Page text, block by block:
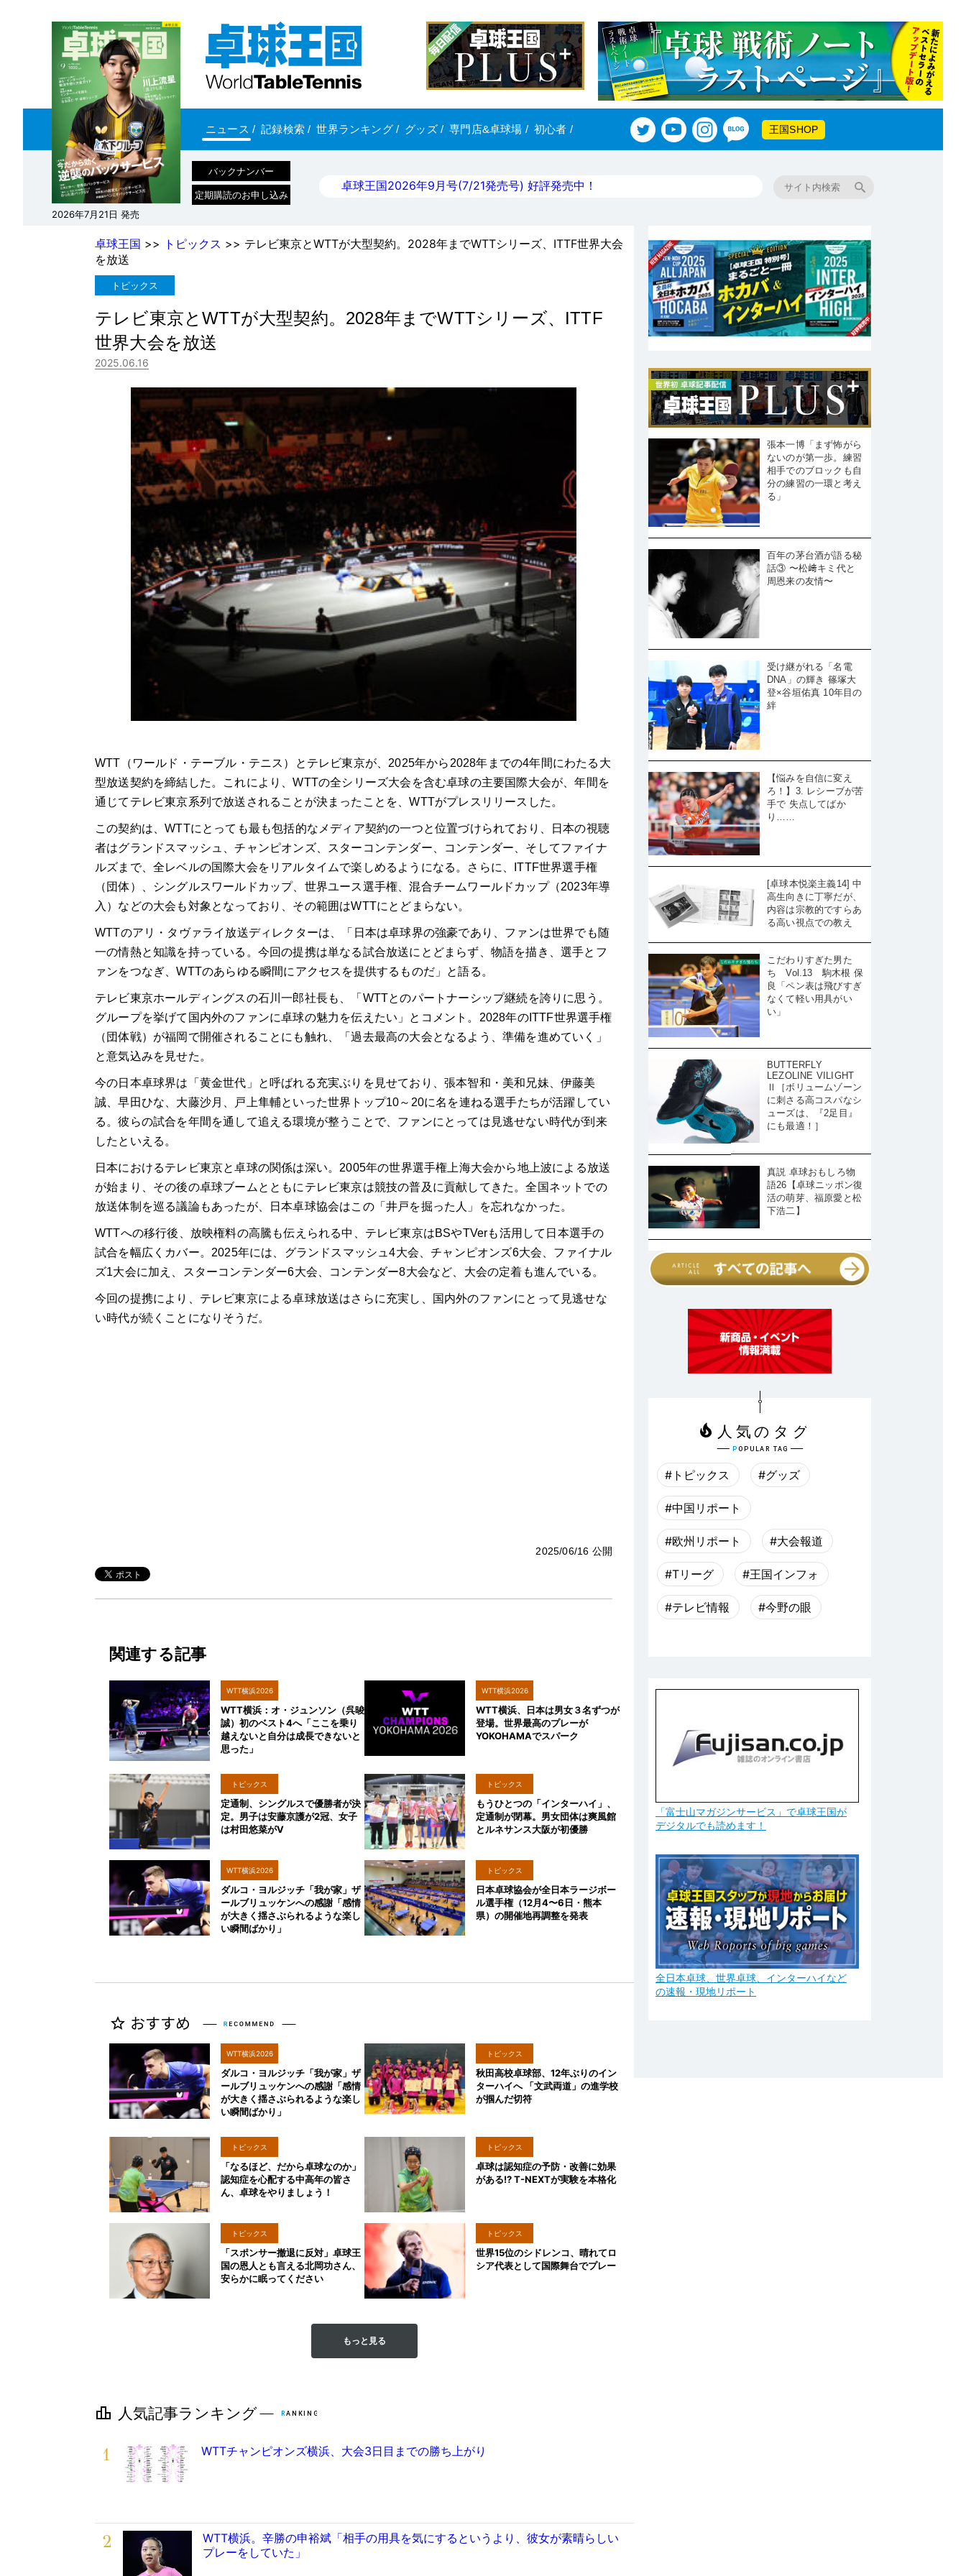
ニュース / 記録検索 / 世界ランキング/ グッズ/ 専門店&卓球場 / 初心者 / 王国SHOP
2026年7月21日 発売
バックナンバー
定期購読のお申し込み
卓球王国2026年9月号(7/21発売号) 好評発売中！
卓球王国 >> トピックス >> テレビ東京とWTTが大型契約。2028年までWTTシリーズ、ITTF世界大会
を放送
トピックス
テレビ東京とWTTが大型契約。2028年までWTTシリーズ、ITTF
世界大会を放送
2025.06.16
WTT（ワールド・テーブル・テニス）とテレビ東京が、2025年から2028年までの4年間にわたる大
型放送契約を締結した。これにより、WTTの全シリーズ大会を含む卓球の主要国際大会が、年間を
通じてテレビ東京系列で放送されることが決まったことを、WTTがプレスリリースした。
この契約は、WTTにとっても最も包括的なメディア契約の一つと位置づけられており、日本の視聴
者はグランドスマッシュ、チャンピオンズ、スターコンテンダー、コンテンダー、そしてファイナ
ルズまで、全レベルの国際大会をリアルタイムで楽しめるようになる。さらに、ITTF世界選手権
（団体）、シングルスワールドカップ、世界ユース選手権、混合チームワールドカップ（2023年導
入）などの大会も対象となっており、その範囲はWTTにとどまらない。
WTTのアリ・タヴァライ放送ディレクターは、「日本は卓球界の強豪であり、ファンは世界でも随
一の情熱と知識を持っている。今回の提携は単なる試合放送にとどまらず、物語を描き、選手とフ
ァンをつなぎ、WTTのあらゆる瞬間にアクセスを提供するものだ」と語る。
テレビ東京ホールディングスの石川一郎社長も、「WTTとのパートナーシップ継続を誇りに思う。
グループを挙げて国内外のファンに卓球の魅力を伝えたい」とコメント。2028年のITTF世界選手権
（団体戦）が福岡で開催されることにも触れ、「過去最高の大会となるよう、準備を進めていく」
と意気込みを見せた。
今の日本卓球界は「黄金世代」と呼ばれる充実ぶりを見せており、張本智和・美和兄妹、伊藤美
誠、早田ひな、大藤沙月、戸上隼輔といった世界トップ10～20に名を連ねる選手たちが活躍してい
る。彼らの試合を年間を通して追える環境が整うことで、ファンにとっては見逃せない時代が到来
したといえる。
日本におけるテレビ東京と卓球の関係は深い。2005年の世界選手権上海大会から地上波による放送
が始まり、その後の卓球ブームとともにテレビ東京は競技の普及に貢献してきた。全国ネットでの
放送体制を巡る議論もあったが、日本卓球協会はこの「井戸を掘った人」を忘れなかった。
WTTへの移行後、放映権料の高騰も伝えられる中、テレビ東京はBSやTVerも活用して日本選手の
試合を幅広くカバー。2025年には、グランドスマッシュ4大会、チャンピオンズ6大会、ファイナル
ズ1大会に加え、スターコンテンダー6大会、コンテンダー8大会など、大会の定着も進んでいる。
今回の提携により、テレビ東京による卓球放送はさらに充実し、国内外のファンにとって見逃せな
い時代が続くことになりそうだ。
2025/06/16 公開
関連する記事
WTT横浜2026
WTT横浜：オ・ジュンソン（呉晙
誠）初のベスト4へ「ここを乗り
越えないと自分は成長できないと
思った」
WTT横浜2026
WTT横浜、日本は男女３名ずつが
登場。世界最高のプレーが
YOKOHAMAでスパーク
トピックス
定通制、シングルスで優勝者が決
定。男子は安藤京護が2冠、女子
は村田悠菜がV
トピックス
もうひとつの「インターハイ」、
定通制が閉幕。男女団体は爽風館
とルネサンス大阪が初優勝
WTT横浜2026
ダルコ・ヨルジッチ「我が家」ザ
ールブリュッケンへの感謝「感情
が大きく揺さぶられるような楽し
い瞬間ばかり」
トピックス
日本卓球協会が全日本ラージボー
ル選手権（12月4〜6日・熊本
県）の開催地再調整を発表
WTT横浜2026
ダルコ・ヨルジッチ「我が家」ザ
ールブリュッケンへの感謝「感情
が大きく揺さぶられるような楽し
い瞬間ばかり」
トピックス
秋田高校卓球部、12年ぶりのイン
ターハイへ 「文武両道」の進学校
が掴んだ切符
トピックス
「なるほど、だから卓球なのか」
認知症を心配する中高年の皆さ
ん、卓球をやりましょう！
トピックス
卓球は認知症の予防・改善に効果
がある!? T-NEXTが実験を本格化
トピックス
「スポンサー撤退に反対」卓球王
国の恩人とも言える北岡功さん、
安らかに眠ってください
トピックス
世界15位のシドレンコ、晴れてロ
シア代表として国際舞台でプレー
もっと見る
1 WTTチャンピオンズ横浜、大会3日目までの勝ち上がり
2
WTT横浜。辛勝の申裕斌「相手の用具を気にするというより、彼女が素晴らしい
プレーをしていた」
張本一博「まず怖がら
ないのが第一歩。練習
相手でのブロックも自
分の練習の一環と考え
る」
百年の茅台酒が語る秘
話③ 〜松﨑キミ代と
周恩来の友情〜
受け継がれる「名電
DNA」の輝き 篠塚大
登×谷垣佑真 10年目の
絆
【悩みを自信に変え
ろ！】3. レシーブが苦
手で 失点してばか
り……
[卓球本悦楽主義14] 中
高生向きに丁寧だが、
内容は宗教的ですらあ
る高い視点での教え
こだわりすぎた男た
ち Vol.13 駒木根 保
良「ペン表は飛びすぎ
なくて軽い用具がい
い」
BUTTERFLY
LEZOLINE VILIGHT
Ⅱ［ボリュームゾーン
に刺さる高コスパなシ
ューズは、『2足目』
にも最適！］
真説 卓球おもしろ物
語26【卓球ニッポン復
活の萌芽、福原愛と松
下浩二】
#トピックス #グッズ
#中国リポート
#欧州リポート #大会報道
#Tリーグ #王国インフォ
#テレビ情報 #今野の眼
「富士山マガジンサービス」で卓球王国が
デジタルでも読めます！
全日本卓球、世界卓球、インターハイなど
の速報・現地リポート